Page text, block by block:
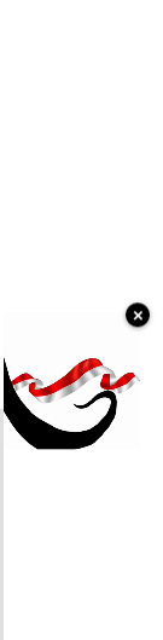
×